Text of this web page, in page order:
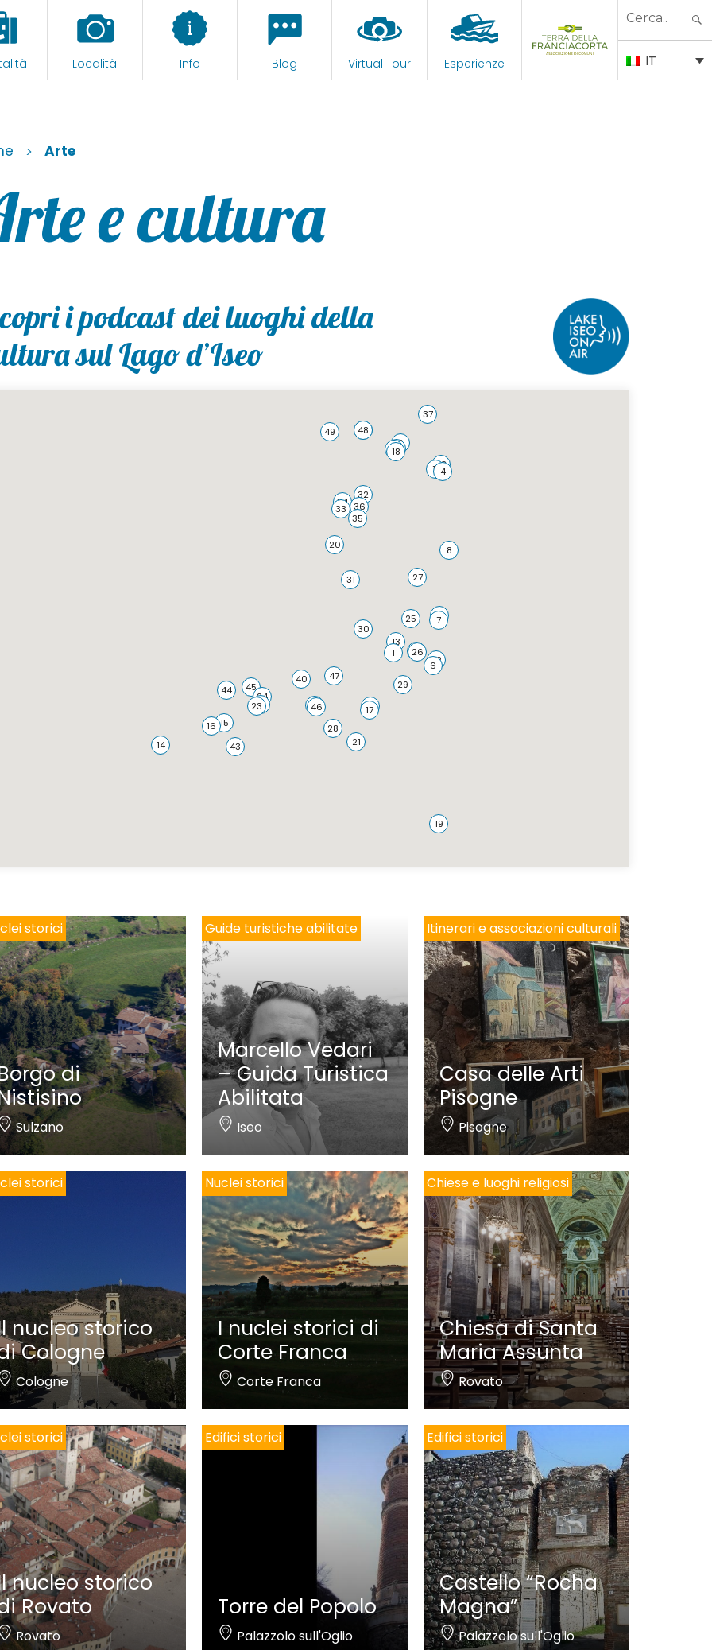
Località Info Blog Virtual Tour Esperienze
Search
IT
> Arte
e cultura
i podcast dei luoghi della
sul Lago d’Iseo
storici
di
Sulzano
Guide turistiche abilitate
Marcello Vedari
– Guida Turistica
Abilitata
Iseo
Itinerari e associazioni culturali
Casa delle Arti
Pisogne
Pisogne
storici
nucleo storico
Cologne
Cologne
Nuclei storici
I nuclei storici di
Corte Franca
Corte Franca
Chiese e luoghi religiosi
Chiesa di Santa
Maria Assunta
Rovato
storici
nucleo storico
Rovato
Rovato
Edifici storici
Torre del Popolo
Palazzolo sull'Oglio
Edifici storici
Castello “Rocha
Magna”
Palazzolo sull'Oglio